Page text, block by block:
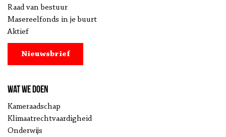
Raad van bestuur
Masereelfonds in je buurt
Aktief
Nieuwsbrief
Wat we doen
Kameraadschap
Klimaatrechtvaardigheid
Onderwijs